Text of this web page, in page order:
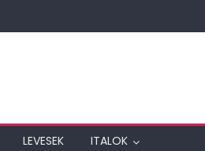
LEVESEK ITALOK